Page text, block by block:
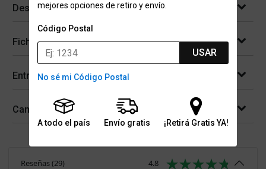
mejores opciones de retiro y envío.
Código Postal
USAR
No sé mi Código Postal
A todo el país Envío gratis ¡Retirá Gratis YA!
Descripción
Ficha técnica
Entregas
Cambios y devoluciones
Reseñas(29) 4.8